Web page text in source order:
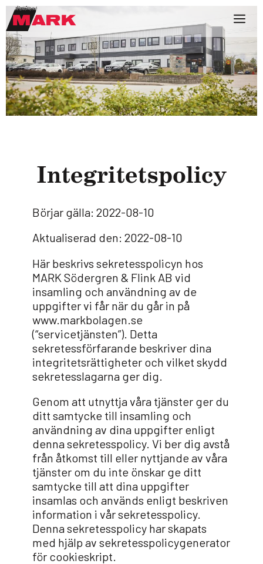
Integri­tets­po­licy
Börjar gälla: 2022-08-10
Aktualiserad den: 2022-08-10
Här beskrivs sekretesspolicyn hos
MARK Södergren & Flink AB vid
insamling och användning av de
uppgifter vi får när du går in på
www.markbolagen.se
(“servicetjänsten”). Detta
sekretessförfarande beskriver dina
integritetsrättigheter och vilket skydd
sekretesslagarna ger dig.
Genom att utnyttja våra tjänster ger du
ditt samtycke till insamling och
användning av dina uppgifter enligt
denna sekretesspolicy. Vi ber dig avstå
från åtkomst till eller nyttjande av våra
tjänster om du inte önskar ge ditt
samtycke till att dina uppgifter
insamlas och används enligt beskriven
information i vår sekretesspolicy.
Denna sekretesspolicy har skapats
med hjälp av sekretesspolicygenerator
för cookieskript.